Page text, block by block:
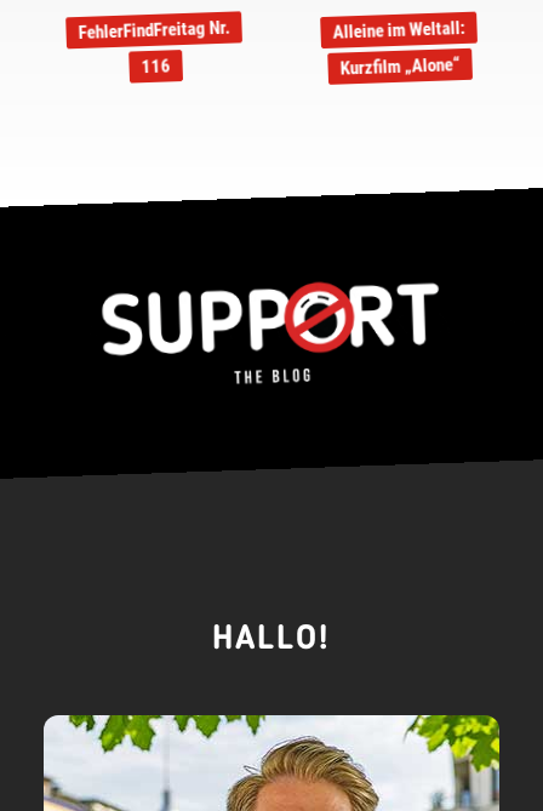
FehlerFindFreitag Nr.
116
Alleine im Weltall:
Kurzfilm „Alone“
HALLO!